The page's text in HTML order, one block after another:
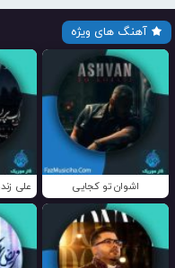
آهنگ های ویژه
اشوان تو کجایی علی